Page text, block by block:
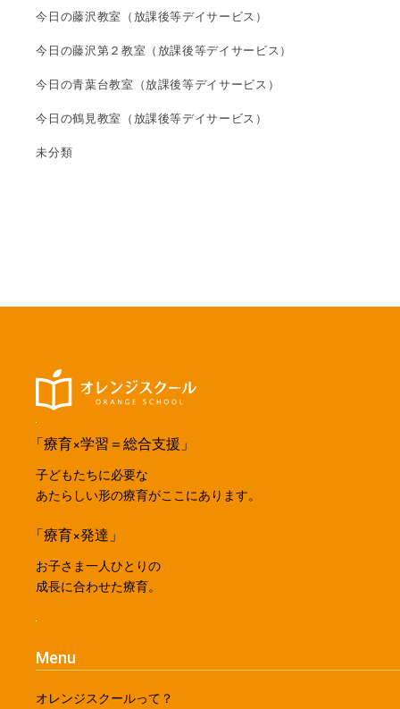
今日の藤沢教室（放課後等デイサービス）
今日の藤沢第２教室（放課後等デイサービス）
今日の青葉台教室（放課後等デイサービス）
今日の鶴見教室（放課後等デイサービス）
未分類
「療育×学習＝総合支援」
子どもたちに必要な
あたらしい形の療育がここにあります。
「療育×発達」
お子さま一人ひとりの
成長に合わせた療育。
Menu
オレンジスクールって？